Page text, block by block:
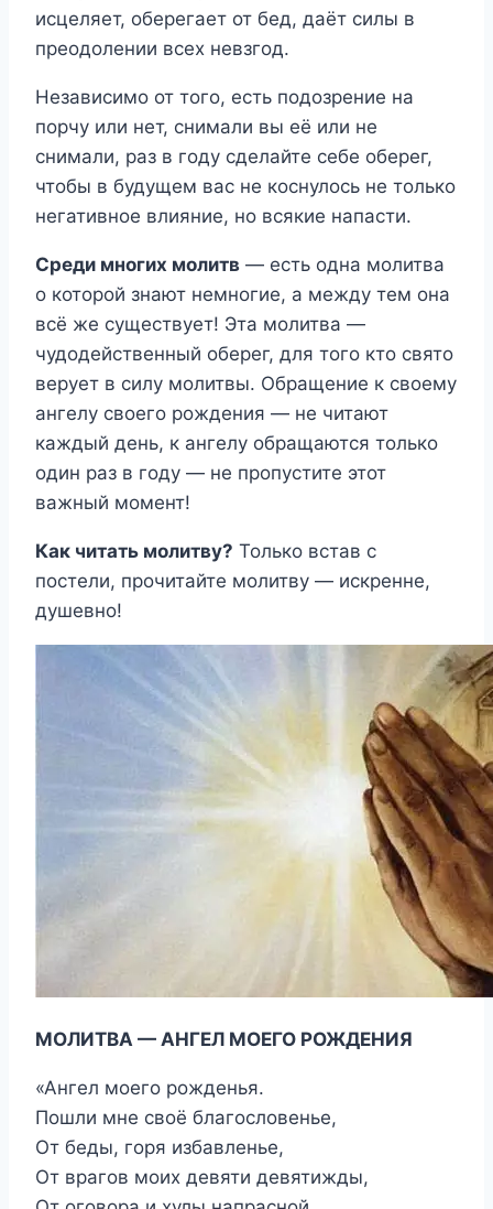
исцеляет, оберегает от бед, даёт силы в
преодолении всех невзгод.
Независимо от того, есть подозрение на
порчу или нет, снимали вы её или не
снимали, раз в году сделайте себе оберег,
чтобы в будущем вас не коснулось не только
негативное влияние, но всякие напасти.
Среди многих молитв — есть одна молитва
о которой знают немногие, а между тем она
всё же существует! Эта молитва —
чудодейственный оберег, для того кто свято
верует в силу молитвы. Обращение к своему
ангелу своего рождения — не читают
каждый день, к ангелу обращаются только
один раз в году — не пропустите этот
важный момент!
Как читать молитву? Только встав с
постели, прочитайте молитву — искренне,
душевно!
МОЛИТВА — АНГЕЛ МОЕГО РОЖДЕНИЯ
«Ангел моего рожденья.
Пошли мне своё благословенье,
От беды, горя избавленье,
От врагов моих девяти девятижды,